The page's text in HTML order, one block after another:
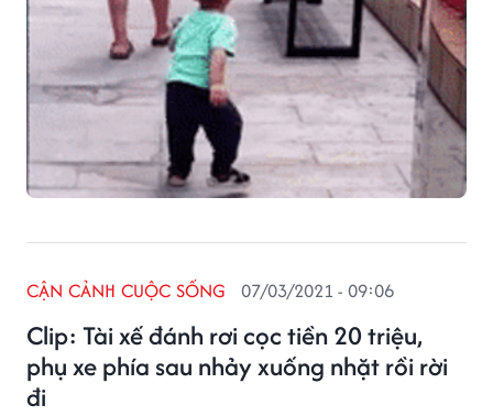
Clip: Tài xế đánh rơi cọc tiền 20 triệu,
phụ xe phía sau nhảy xuống nhặt rồi rời
đi
CẬN CẢNH CUỘC SỐNG 07/03/2021 - 09:06